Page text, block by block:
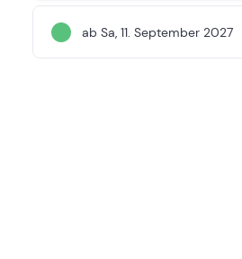
ab Sa, 11. September 2027